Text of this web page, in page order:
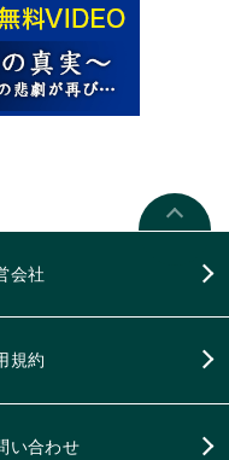
会社
規約
い合わせ